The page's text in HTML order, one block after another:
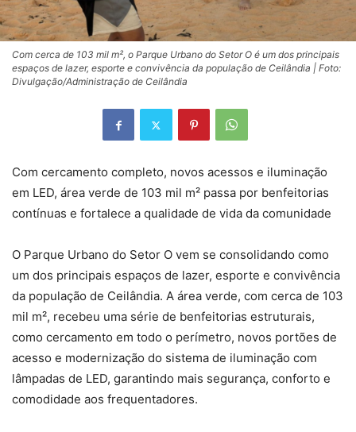
Com cerca de 103 mil m², o Parque Urbano do Setor O é um dos principais
espaços de lazer, esporte e convivência da população de Ceilândia | Foto:
Divulgação/Administração de Ceilândia
Com cercamento completo, novos acessos e iluminação
em LED, área verde de 103 mil m² passa por benfeitorias
contínuas e fortalece a qualidade de vida da comunidade
O Parque Urbano do Setor O vem se consolidando como
um dos principais espaços de lazer, esporte e convivência
da população de Ceilândia. A área verde, com cerca de 103
mil m², recebeu uma série de benfeitorias estruturais,
como cercamento em todo o perímetro, novos portões de
acesso e modernização do sistema de iluminação com
lâmpadas de LED, garantindo mais segurança, conforto e
comodidade aos frequentadores.